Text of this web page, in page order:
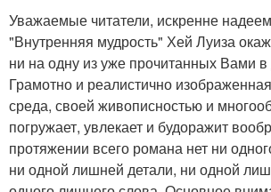
Уважаемые читатели, искренне
"Внутренняя мудрость" Хей Луиза
ни на одну из уже прочитанных Вами
Грамотно и реалистично
среда, своей живописностью и
погружает, увлекает и будоражит
протяжении всего романа нет ни
ни одной лишней детали, ни одной